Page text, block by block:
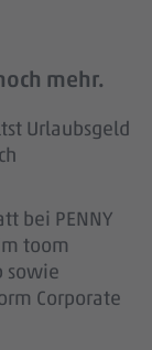
mehr.
Urlaubsgeld
bei PENNY
toom
sowie
Corporate